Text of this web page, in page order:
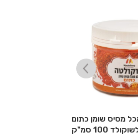
מסיס שומן כתום
100 סמ"ק